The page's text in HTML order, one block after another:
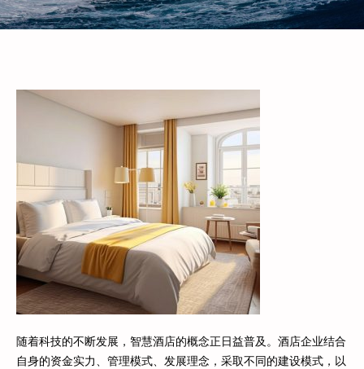
随着科技的不断发展，智慧酒店的概念正日益普及。酒店企业结合
自身的资金实力、管理模式、发展理念，采取不同的建设模式，以